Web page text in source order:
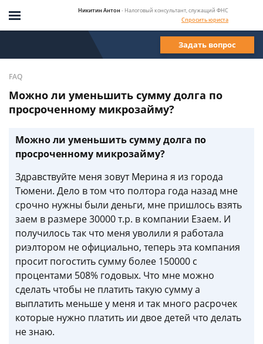
Никитин Антон - Налоговый консультант, служащий ФНС
Спросить юриста
Задать вопрос
FAQ
Можно ли уменьшить сумму долга по
просроченному микрозайму?
Можно ли уменьшить сумму долга по
просроченному микрозайму?
Здравствуйте меня зовут Мерина я из города
Тюмени. Дело в том что полтора года назад мне
срочно нужны были деньги, мне пришлось взять
заем в размере 30000 т.р. в компании Езаем. И
получилось так что меня уволили я работала
риэлтором не официально, теперь эта компания
просит погостить сумму более 150000 с
процентами 508% годовых. Что мне можно
сделать чтобы не платить такую сумму а
выплатить меньше у меня и так много расрочек
которые нужно платить ии двое детей что делать
не знаю.